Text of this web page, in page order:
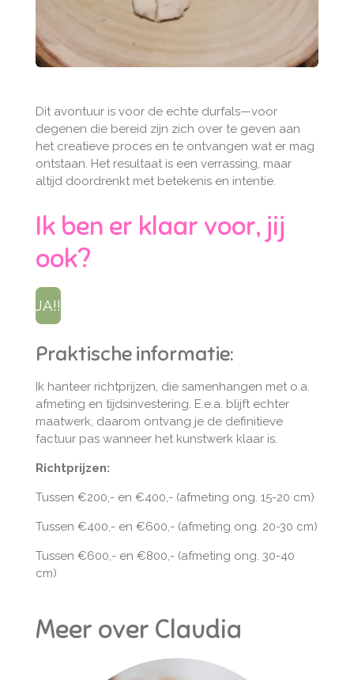
Dit avontuur is voor de echte durfals—voor
degenen die bereid zijn zich over te geven aan
het creatieve proces en te ontvangen wat er mag
ontstaan. Het resultaat is een verrassing, maar
altijd doordrenkt met betekenis en intentie.
Ik ben er klaar voor, jij
ook?
JA!!
Praktische informatie:
Ik hanteer richtprijzen, die samenhangen met o.a.
afmeting en tijdsinvestering. E.e.a. blijft echter
maatwerk, daarom ontvang je de definitieve
factuur pas wanneer het kunstwerk klaar is.
Richtprijzen:
Tussen €200,- en €400,- (afmeting ong. 15-20 cm)
Tussen €400,- en €600,- (afmeting ong. 20-30 cm)
Tussen €600,- en €800,- (afmeting ong. 30-40
cm)
Meer over Claudia